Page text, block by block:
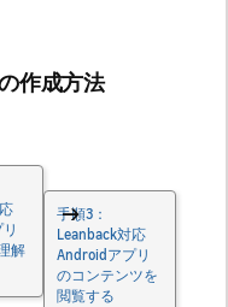
作成方法
解
→
手順3：
Leanback対応
Androidアプリ
のコンテンツを
閲覧する